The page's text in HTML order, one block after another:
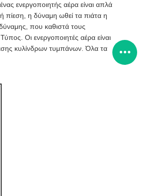
ενεργοποιητής αέρα είναι απλά
πίεση, η δύναμη ωθεί τα πιάτα η
που καθιστά τους
Οι ενεργοποιητές αέρα είναι
κυλίνδρων τυμπάνων. Όλα τα